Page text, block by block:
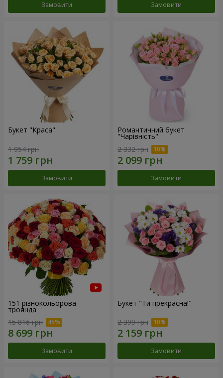
Замовити Замовити
Букет "Краса"
1 954 грн
Замовити
Романтичний букет
"Чарівність"
2 332 грн
Замовити
151 різнокольорова
троянда
15 816 грн
Замовити
Букет "Ти прекрасна!"
2 399 грн
Замовити